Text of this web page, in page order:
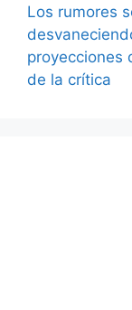
Los rumores
proyecciones
de la crítica